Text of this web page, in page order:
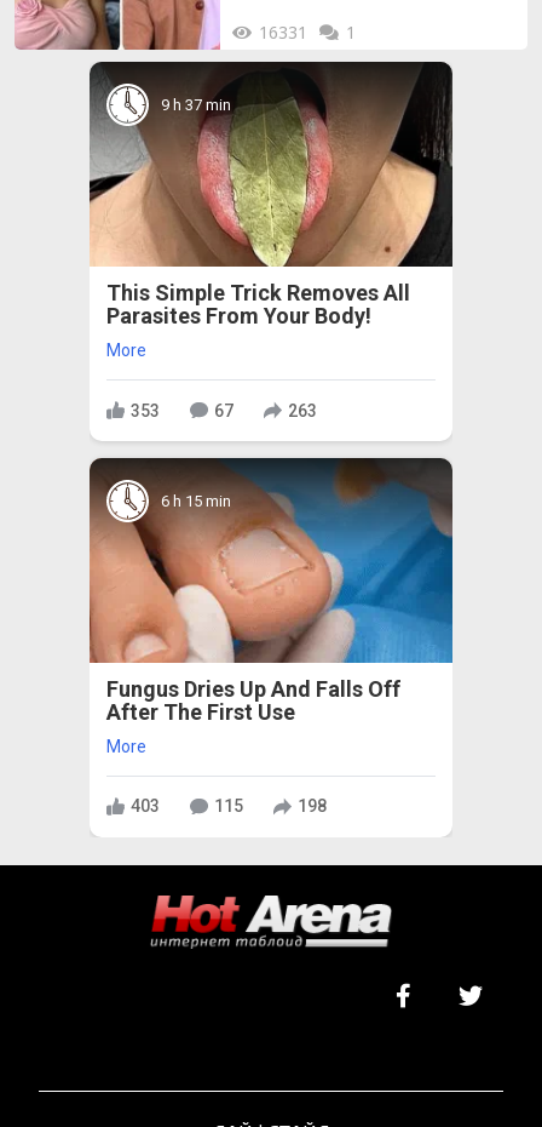
16331 1
9 h 37 min
This Simple Trick Removes All
Parasites From Your Body!
More
353 67 263
6 h 15 min
Fungus Dries Up And Falls Off
After The First Use
More
403 115 198